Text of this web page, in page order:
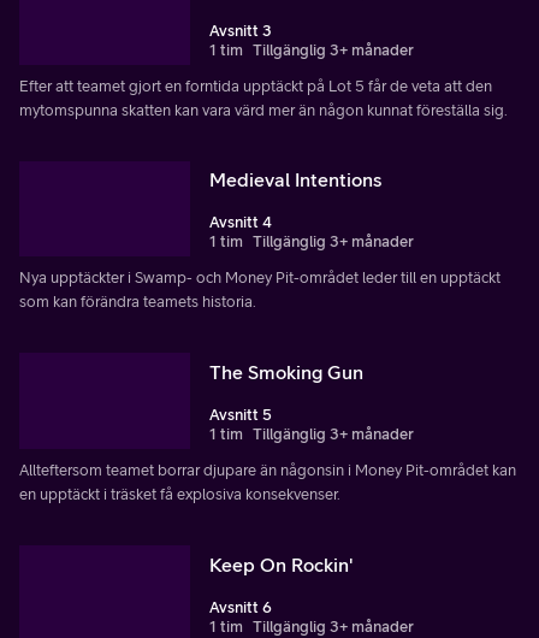
Avsnitt 3
1 tim Tillgänglig 3+ månader
Efter att teamet gjort en forntida upptäckt på Lot 5 får de veta att den
mytomspunna skatten kan vara värd mer än någon kunnat föreställa sig.
Medieval Intentions
Avsnitt 4
1 tim Tillgänglig 3+ månader
Nya upptäckter i Swamp- och Money Pit-området leder till en upptäckt
som kan förändra teamets historia.
The Smoking Gun
Avsnitt 5
1 tim Tillgänglig 3+ månader
Allteftersom teamet borrar djupare än någonsin i Money Pit-området kan
en upptäckt i träsket få explosiva konsekvenser.
Keep On Rockin'
Avsnitt 6
1 tim Tillgänglig 3+ månader